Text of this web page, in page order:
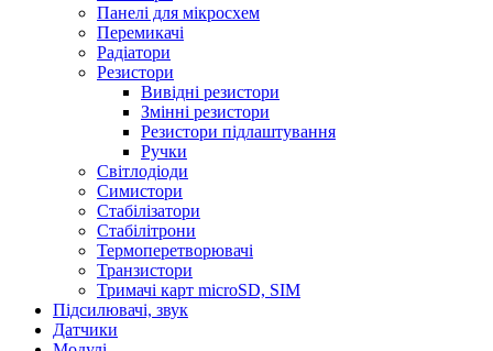
Панелі для мікросхем
Перемикачі
Радіатори
Резистори
Вивідні резистори
Змінні резистори
Резистори підлаштування
Ручки
Світлодіоди
Симистори
Стабілізатори
Стабілітрони
Термоперетворювачі
Транзистори
Тримачі карт microSD, SIM
Підсилювачі, звук
Датчики